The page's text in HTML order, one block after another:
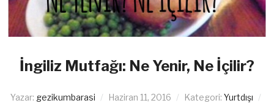
İngiliz Mutfağı: Ne Yenir, Ne İçilir?
Yazar: gezikumbarasi Haziran 11, 2016 Kategori: Yurtdışı